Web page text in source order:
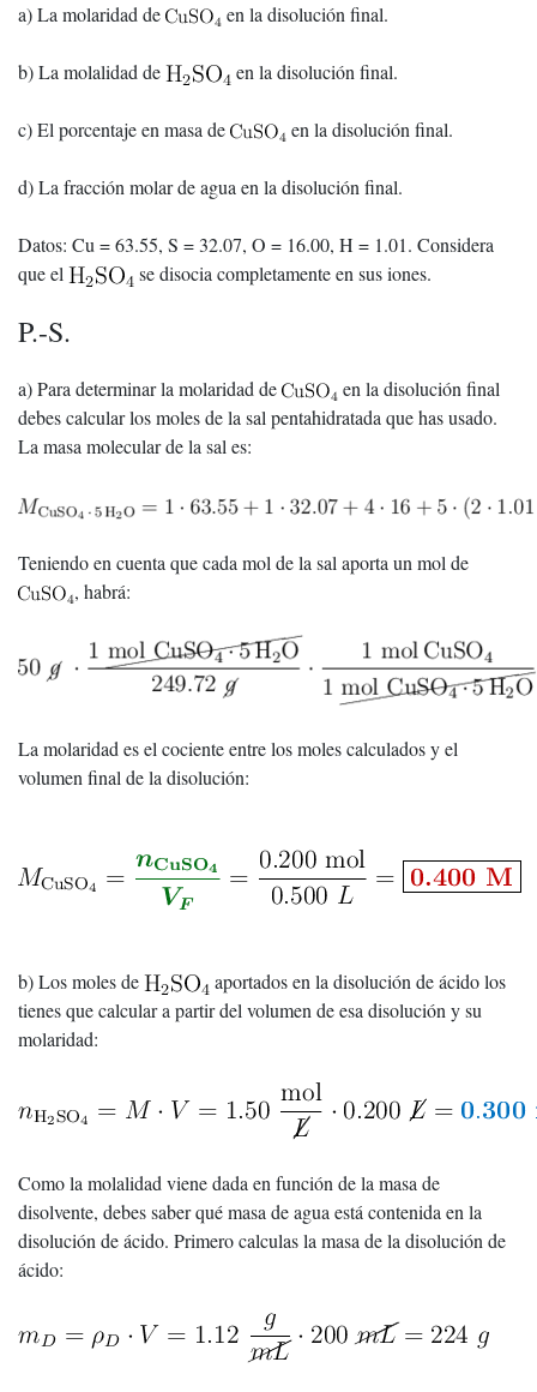
a) La molaridad de en la disolución final.
b) La molalidad de en la disolución final.
c) El porcentaje en masa de en la disolución final.
d) La fracción molar de agua en la disolución final.
Datos: Cu = 63.55, S = 32.07, O = 16.00, H = 1.01. Considera
que el
se disocia completamente en sus iones.
P.-S.
a) Para determinar la molaridad de
en la disolución final
debes calcular los moles de la sal pentahidratada que has usado.
La masa molecular de la sal es:
Teniendo en cuenta que cada mol de la sal aporta un mol de
, habrá:
La molaridad es el cociente entre los moles calculados y el
volumen final de la disolución:
b) Los moles de
aportados en la disolución de ácido los
tienes que calcular a partir del volumen de esa disolución y su
molaridad:
Como la molalidad viene dada en función de la masa de
disolvente, debes saber qué masa de agua está contenida en la
disolución de ácido. Primero calculas la masa de la disolución de
ácido: